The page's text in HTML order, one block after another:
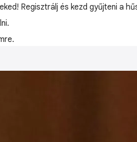
Regisztrálj és kezd gyűjteni a